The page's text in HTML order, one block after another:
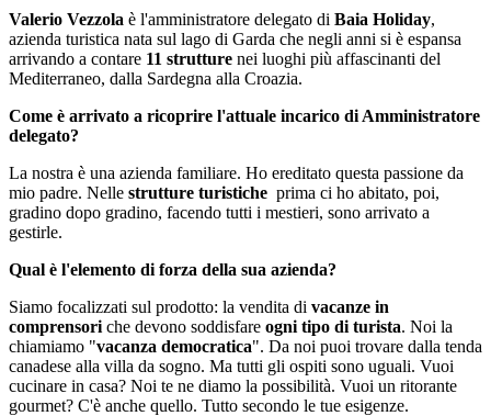
Valerio Vezzola è l'amministratore delegato di Baia Holiday,
azienda turistica nata sul lago di Garda che negli anni si è espansa
arrivando a contare 11 strutture nei luoghi più affascinanti del
Mediterraneo, dalla Sardegna alla Croazia.
Come è arrivato a ricoprire l'attuale incarico di Amministratore
delegato?
La nostra è una azienda familiare. Ho ereditato questa passione da
mio padre. Nelle strutture turistiche prima ci ho abitato, poi,
gradino dopo gradino, facendo tutti i mestieri, sono arrivato a
gestirle.
Qual è l'elemento di forza della sua azienda?
Siamo focalizzati sul prodotto: la vendita di vacanze in
comprensori che devono soddisfare ogni tipo di turista. Noi la
chiamiamo "vacanza democratica". Da noi puoi trovare dalla tenda
canadese alla villa da sogno. Ma tutti gli ospiti sono uguali. Vuoi
cucinare in casa? Noi te ne diamo la possibilità. Vuoi un ritorante
gourmet? C'è anche quello. Tutto secondo le tue esigenze.